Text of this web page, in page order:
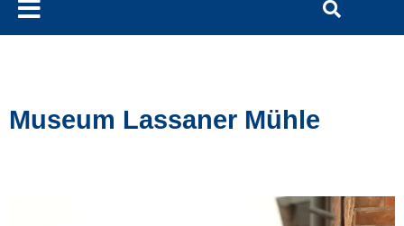
Museum Lassaner Mühle